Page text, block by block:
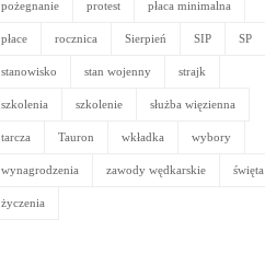
pożegnanie protest płaca minimalna
płace rocznica Sierpień SIP SP
stanowisko stan wojenny strajk
szkolenia szkolenie służba więzienna
tarcza Tauron wkładka wybory
wynagrodzenia zawody wędkarskie święta
życzenia